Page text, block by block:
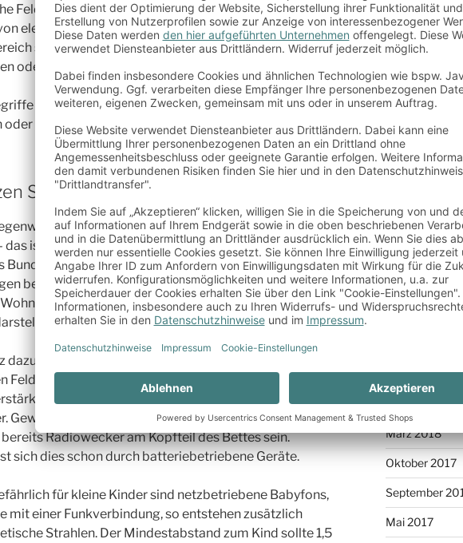
Felder allerdings nicht mehr zu trennen. In diesen Fällen
elektromagnetischen Feldern, welche meist im
schwingen. Hierzu zählen etwa die Funkstrahlen von
oder WLAN.
und deren Unterschiede sollten Sie also bedenken,
oder Ihre Kinder vor Elektrosmog schützen möchten.
Sie sich vor der Strahlung im Haushalt
Teil der Strahlung durch elektrische Geräte
das ist die gute Nachricht – müssen Sie sich nicht
Bundesamt für Strahlenschutz hat in mehreren
belegt, dass die elektrischen Felder durch Leitungen in
keinerlei Gefahr für die menschliche
dazu warnt das Bundesamt für Strahlenschutz aber vor
Feldern und deren gesundheitsschädlicher Wirkung.
Maße für Kinder und Jugendliche und deren
Gewarnt wird hier vor allen Geräten mit Netzteil, das
Radiowecker am Kopfteil des Bettes sein.
sich dies schon durch batteriebetriebene Geräte.
für kleine Kinder sind netzbetriebene Babyfons,
mit einer Funkverbindung, so entstehen zusätzlich
Strahlen. Der Mindestabstand zum Kind sollte 1,5
Michael P.zu
zuhause?
ARCHIV
April 2023
Februar 2023
Oktober 2021
April 2021
März 2021
Februar 2021
Februar 2019
Mai 2018
März 2018
Oktober 2017
September
Mai 2017